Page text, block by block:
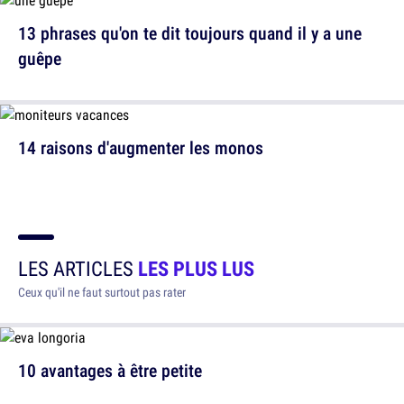
13 phrases qu'on te dit toujours quand il y a une
guêpe
14 raisons d'augmenter les monos
LES ARTICLES LES PLUS LUS
Ceux qu'il ne faut surtout pas rater
10 avantages à être petite